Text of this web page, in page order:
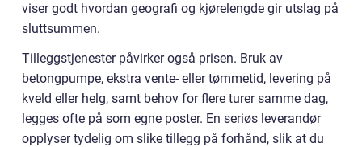
viser godt hvordan geografi og kjørelengde gir utslag på
sluttsummen.
Tilleggstjenester påvirker også prisen. Bruk av
betongpumpe, ekstra vente- eller tømmetid, levering på
kveld eller helg, samt behov for flere turer samme dag,
legges ofte på som egne poster. En seriøs leverandør
opplyser tydelig om slike tillegg på forhånd, slik at du